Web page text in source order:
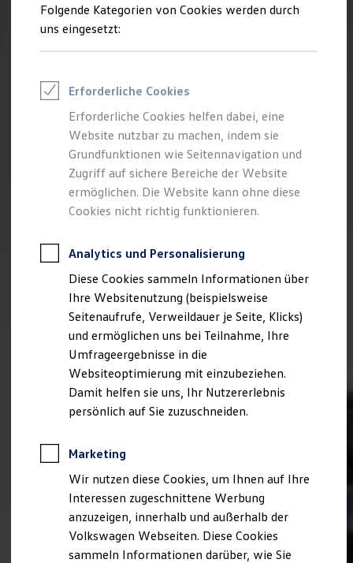
Saisonangebote
Reifenpakete
Leasing
Leasing-Angebote
Elektroauto Leasing
Kleinwagen-Leasing
Leasing ohne Anzahlung
Finanzierung
Autokredit mit Schlussrate
Versicherungen und Garantien
Kfz-Versicherung
Restschuldversicherungen
Garantien
Professional Class bei Volkswagen
Behörden
Direktkunden
Sonderfahrzeuge
Anpfiff zum Gewinn
Elektromobilität
Elektroautos
ID. Tutorials
Elektrofahrzeugkonzepte
ID. EVERY1
Reichweite
Rekuperation
Laden unterwegs
Laden Zuhause
Ladestationen finden
Ladezeitensimulator
Batterie
Sicherheit
Folgende Kategorien von Cookies werden durch
uns eingesetzt:
Erforderliche Cookies
Erforderliche Cookies helfen dabei, eine
Website nutzbar zu machen, indem sie
Grundfunktionen wie Seitennavigation und
Zugriff auf sichere Bereiche der Website
ermöglichen. Die Website kann ohne diese
Cookies nicht richtig funktionieren.
Analytics und Personalisierung
Diese Cookies sammeln Informationen über
Ihre Websitenutzung (beispielsweise
Seitenaufrufe, Verweildauer je Seite, Klicks)
und ermöglichen uns bei Teilnahme, Ihre
Umfrageergebnisse in die
Websiteoptimierung mit einzubeziehen.
Damit helfen sie uns, Ihr Nutzererlebnis
persönlich auf Sie zuzuschneiden.
Marketing
Wir nutzen diese Cookies, um Ihnen auf Ihre
Interessen zugeschnittene Werbung
anzuzeigen, innerhalb und außerhalb der
Volkswagen Webseiten. Diese Cookies
sammeln Informationen darüber, wie Sie